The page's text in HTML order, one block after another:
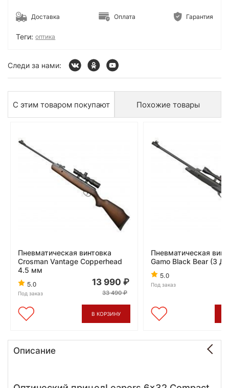
Доставка Оплата Гарантия
Теги: оптика
Следи за нами:
С этим товаром покупают Похожие товары
Пневматическая винтовка
Crosman Vantage Copperhead
4.5 мм
5.0
Под заказ
13 990
33 490
В КОРЗИНУ
Пневматическая
Gamo Black Bear (3
5.0
Под заказ
Описание